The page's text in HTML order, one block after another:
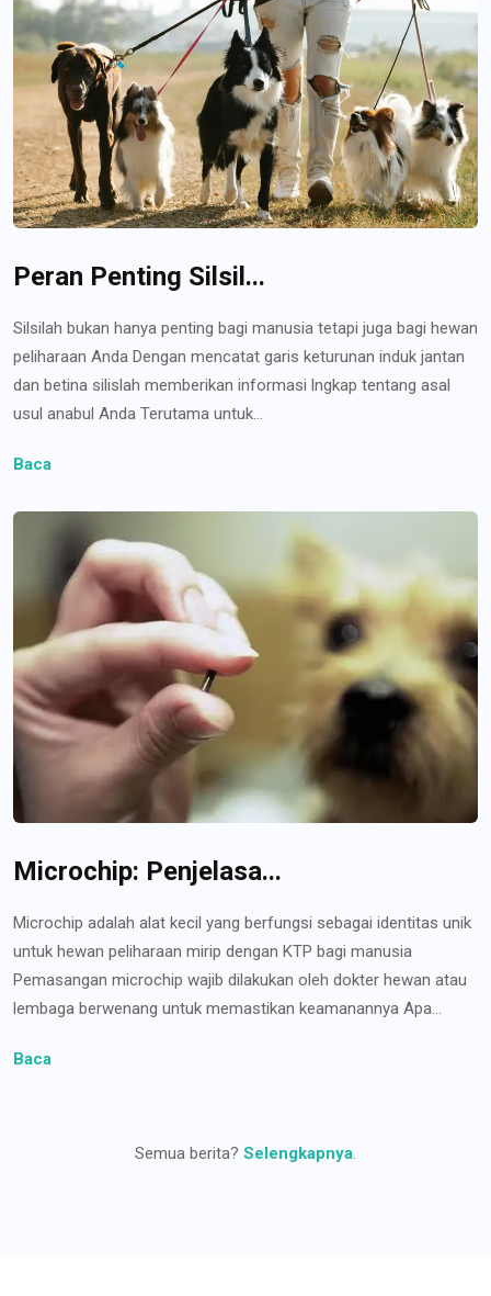
Peran Penting Silsil...
Silsilah bukan hanya penting bagi manusia tetapi juga bagi hewan
peliharaan Anda Dengan mencatat garis keturunan induk jantan
dan betina silislah memberikan informasi lngkap tentang asal
usul anabul Anda Terutama untuk...
Baca
Microchip: Penjelasa...
Microchip adalah alat kecil yang berfungsi sebagai identitas unik
untuk hewan peliharaan mirip dengan KTP bagi manusia
Pemasangan microchip wajib dilakukan oleh dokter hewan atau
lembaga berwenang untuk memastikan keamanannya Apa...
Baca
Semua berita? Selengkapnya